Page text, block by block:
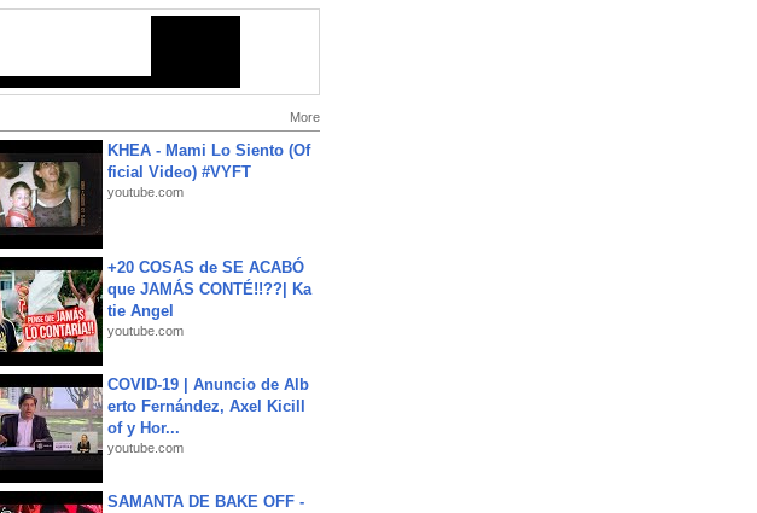
More
KHEA - Mami Lo Siento (Of
ficial Video) #VYFT
youtube.com
+20 COSAS de SE ACABÓ
que JAMÁS CONTÉ!!??| Ka
tie Angel
youtube.com
COVID-19 | Anuncio de Alb
erto Fernández, Axel Kicill
of y Hor...
youtube.com
SAMANTA DE BAKE OFF -